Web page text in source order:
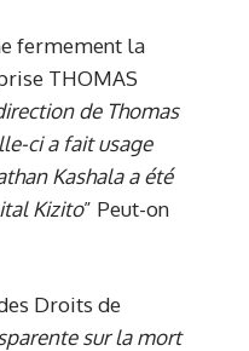
fermement la
THOMAS
de Thomas
ci a fait usage
Kashala a été
Kizito” Peut-on
Droits de
sur la mort